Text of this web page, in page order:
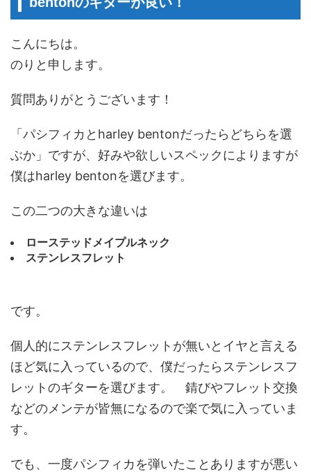
こんにちは。
のりと申します。
質問ありがとうございます！
「パシフィカとharley bentonだったらどちらを選
ぶか」ですが、好みや欲しいスペックによりますが
僕はharley bentonを選びます。
この二つの大きな違いは
ローステッドメイプルネック
ステンレスフレット
です。
個人的にステンレスフレットが無いとイヤと言える
ほど気に入っているので、僕だったらステンレスフ
レットのギターを選びます。 錆びやフレット交換
などのメンテが皆無になるので楽で気に入っていま
す。
でも、一度パシフィカを弾いたことありますが悪い